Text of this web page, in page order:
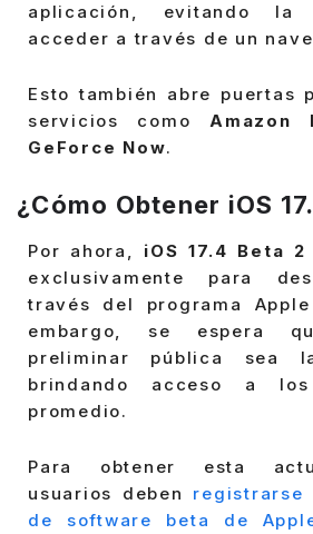
aplicación, evitando la
acceder a través de un
Esto también abre puertas
servicios como Amazon
GeForce Now.
¿Cómo Obtener iOS
Por ahora, iOS 17.4 Beta 2
exclusivamente para
través del programa Apple
embargo, se espera
preliminar pública sea
brindando acceso a los
promedio.
Para obtener esta
usuarios deben registrarse
de software beta de